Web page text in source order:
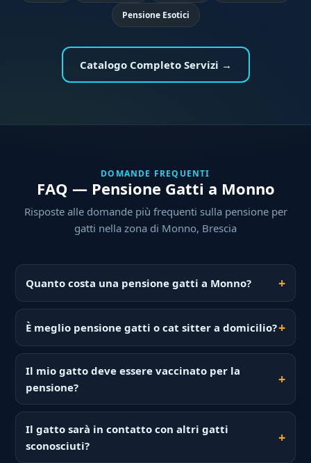
Pensione Esotici
Catalogo Completo Servizi →
DOMANDE FREQUENTI
FAQ — Pensione Gatti a Monno
Risposte alle domande più frequenti sulla pensione per
gatti nella zona di Monno, Brescia
Quanto costa una pensione gatti a Monno?
È meglio pensione gatti o cat sitter a domicilio?
Il mio gatto deve essere vaccinato per la
pensione?
Il gatto sarà in contatto con altri gatti
sconosciuti?